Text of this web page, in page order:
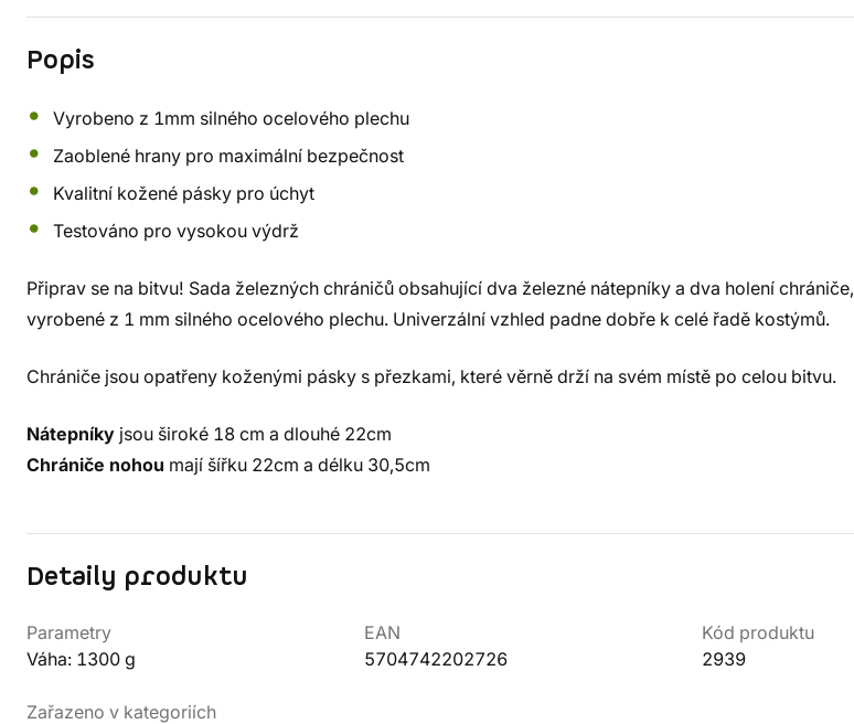
Popis
Vyrobeno z 1mm silného ocelového plechu
Zaoblené hrany pro maximální bezpečnost
Kvalitní kožené pásky pro úchyt
Testováno pro vysokou výdrž
Připrav se na bitvu! Sada železných chráničů obsahující dva železné nátepníky a dva holení chrániče,
vyrobené z 1 mm silného ocelového plechu. Univerzální vzhled padne dobře k celé řadě kostýmů.
Chrániče jsou opatřeny koženými pásky s přezkami, které věrně drží na svém místě po celou bitvu.
Nátepníky jsou široké 18 cm a dlouhé 22cm
Chrániče nohou mají šířku 22cm a délku 30,5cm
Detaily produktu
Parametry
Váha: 1300 g
EAN
5704742202726
Kód produktu
2939
Zařazeno v kategoriích